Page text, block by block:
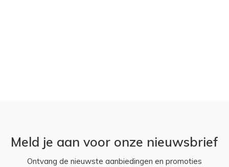
Meld je aan voor onze nieuwsbrief
Ontvang de nieuwste aanbiedingen en promoties